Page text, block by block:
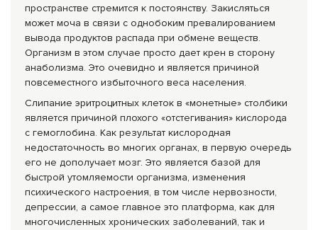
пространстве стремится к постоянству. Закисляться
может моча в связи с однобоким превалированием
вывода продуктов распада при обмене веществ.
Организм в этом случае просто дает крен в сторону
анаболизма. Это очевидно и является причиной
повсеместного избыточного веса населения.
Слипание эритроцитных клеток в «монетные» столбики
является причиной плохого «отстегивания» кислорода
с гемоглобина. Как результат кислородная
недостаточность во многих органах, в первую очередь
его не дополучает мозг. Это является базой для
быстрой утомляемости организма, изменения
психического настроения, в том числе нервозности,
депрессии, а самое главное это платформа, как для
многочисленных хронических заболеваний, так и